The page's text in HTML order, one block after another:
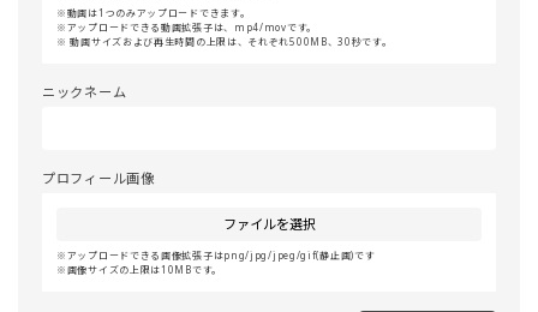
動画は1つのみアップロードできます。
アップロードできる動画拡張子は、mp4/movです。
動画サイズおよび再生時間の上限は、それぞれ500MB、30秒です。
ニックネーム
プロフィール画像
ファイルを選択
アップロードできる画像拡張子はpng/jpg/jpeg/gif(静止画)です
画像サイズの上限は10MBです。